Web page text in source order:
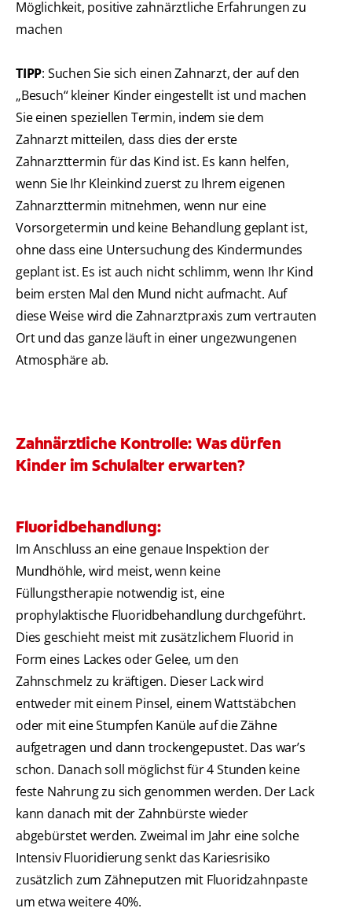
Möglichkeit, positive zahnärztliche Erfahrungen zu
machen
TIPP: Suchen Sie sich einen Zahnarzt, der auf den
„Besuch“ kleiner Kinder eingestellt ist und machen
Sie einen speziellen Termin, indem sie dem
Zahnarzt mitteilen, dass dies der erste
Zahnarzttermin für das Kind ist. Es kann helfen,
wenn Sie Ihr Kleinkind zuerst zu Ihrem eigenen
Zahnarzttermin mitnehmen, wenn nur eine
Vorsorgetermin und keine Behandlung geplant ist,
ohne dass eine Untersuchung des Kindermundes
geplant ist. Es ist auch nicht schlimm, wenn Ihr Kind
beim ersten Mal den Mund nicht aufmacht. Auf
diese Weise wird die Zahnarztpraxis zum vertrauten
Ort und das ganze läuft in einer ungezwungenen
Atmosphäre ab.
Zahnärztliche Kontrolle: Was dürfen
Kinder im Schulalter erwarten?
Fluoridbehandlung:
Im Anschluss an eine genaue Inspektion der
Mundhöhle, wird meist, wenn keine
Füllungstherapie notwendig ist, eine
prophylaktische Fluoridbehandlung durchgeführt.
Dies geschieht meist mit zusätzlichem Fluorid in
Form eines Lackes oder Gelee, um den
Zahnschmelz zu kräftigen. Dieser Lack wird
entweder mit einem Pinsel, einem Wattstäbchen
oder mit eine Stumpfen Kanüle auf die Zähne
aufgetragen und dann trockengepustet. Das war’s
schon. Danach soll möglichst für 4 Stunden keine
feste Nahrung zu sich genommen werden. Der Lack
kann danach mit der Zahnbürste wieder
abgebürstet werden. Zweimal im Jahr eine solche
Intensiv Fluoridierung senkt das Kariesrisiko
zusätzlich zum Zähneputzen mit Fluoridzahnpaste
um etwa weitere 40%.